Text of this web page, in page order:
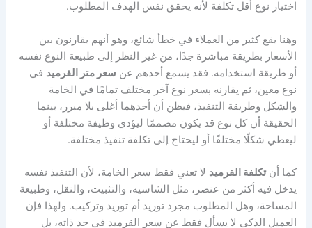
اختيار نوع أقل تكلفة لأنه يحقق نفس الهدف المطلوب.
وهنا يقع كثير من العملاء في خطأ شائع، وهو أنهم يقارنون بين
الأسعار بطريقة مباشرة جدًا، من غير النظر إلى طبيعة النوع نفسه
أو طريقة استخدامه. فقد يسمع أحدهم عن سعر متر القرميد في
نوع معين، ثم يقارنه بسعر نوع آخر مختلف تمامًا في الخامة
والشكل وطريقة التنفيذ، فيظن أن أحدهما أغلى بلا مبرر، بينما
الحقيقة أن كل نوع قد يكون مصممًا ليؤدي وظيفة مختلفة أو
ليعطي شكلًا مختلفًا أو ليحتاج إلى تكلفة تنفيذ مختلفة.
كما أنتكلفة القرميد لا تعني فقط سعر الخامة، لأن التنفيذ نفسه
يدخل فيه أكثر من عنصر، مثل الشاسيه، والتثبيت، والنقل، وطبيعة
المساحة، وهل المطلوب مجرد توريد أم توريد وتركيب. ولهذا فإن
العميل الذكي لا يسأل فقط عن سعر القرميد في حد ذاته، بل